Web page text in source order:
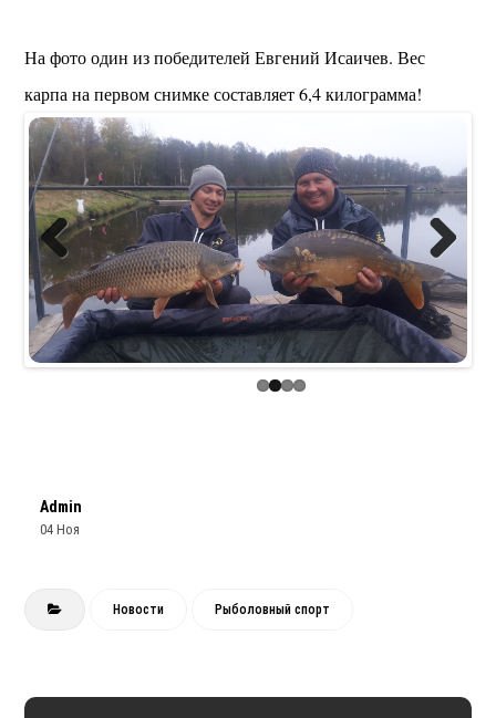
На фото один из победителей Евгений Исаичев. Вес
карпа на первом снимке составляет 6,4 килограмма!
Previous Next
Admin
04 Ноя
Новости Рыболовный спорт